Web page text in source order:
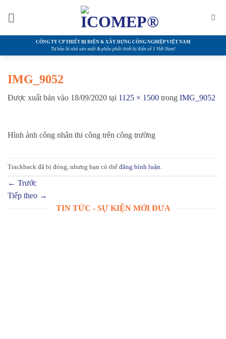
CÔNG TY CP THIẾT BỊ ĐIỆN & XÂY DỰNG CÔNG NGHIỆP VIỆT NAM
Tự hào là nhà sản xuất & phân phối thiết bị điện số 1 Việt Nam!
IMG_9052
Được xuất bản vào 18/09/2020 tại 1125 × 1500 trong IMG_9052
Hình ảnh công nhân thi công trên công trường
Trackback đã bị đóng, nhưng bạn có thể đăng bình luận
← Trước
Tiếp theo →
TIN TỨC - SỰ KIỆN MỚI ĐƯA